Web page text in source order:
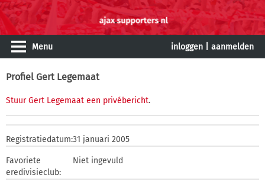
Menu inloggen aanmelden
Profiel Gert Legemaat
Stuur Gert Legemaat een privébericht.
Registratiedatum:31 januari 2005
Favoriete
eredivisieclub:
Niet ingevuld